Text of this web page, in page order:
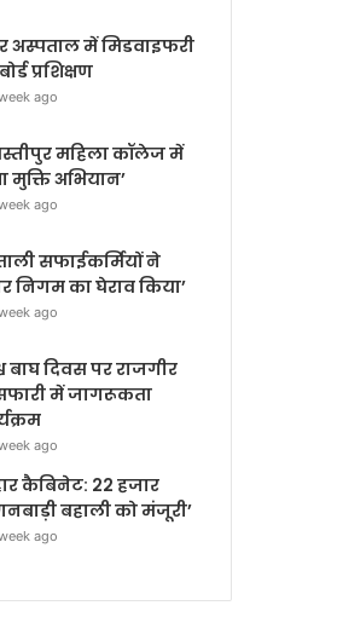
अस्पताल में मिडवाइफरी
प्रशिक्षण
ago
महिला कॉलेज में
मुक्ति अभियान’
ago
सफाईकर्मियों ने
निगम का घेराव किया’
ago
बाघ दिवस पर राजगीर
में जागरूकता
ago
कैबिनेट: 22 हजार
बहाली को मंजूरी’
ago